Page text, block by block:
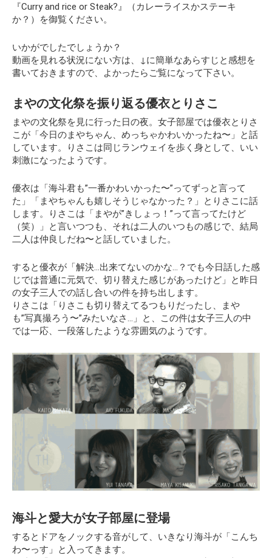
『Curry and rice or Steak?』（カレーライスかステーキ
か？）
を御覧ください。
いかがでしたでしょうか？
動画を見れる状況にない方は、↓に簡単なあらすじと感想を
書いておきますので、よかったらご覧になって下さい。
まやの文化祭を振り返る優衣とりさこ
まやの文化祭を見に行った日の夜。女子部屋では優衣とりさ
こが「今日のまやちゃん、めっちゃかわいかったね〜」と話
しています。りさこは同じランウェイを歩く身として、いい
刺激になったようです。
優衣は「海斗君も”一番かわいかった〜”ってずっと言って
た」「まやちゃんも嬉しそうじゃなかった？」とりさこに話
します。りさこは「まやが”きしょっ！”って言ってたけど
（笑）」と言いつつも、それは二人のいつもの感じで、結局
二人は仲良しだね〜と話していました。
すると優衣が 「解決…出来てないのかな…？でも今日話した感
じでは普通に元気で、切り替えた感じがあったけど」
と昨日
の女子三人での話し合いの件を持ち出します。
りさこは「りさこも切り替えてるつもりだったし、まや
も”写真撮ろう〜”みたいなさ…」と、この件は女子三人の中
では一応、一段落したような雰囲気のようです。
海斗と愛大が女子部屋に登場
するとドアをノックする音がして、いきなり海斗が「こんち
わ〜っす」と入ってきます。